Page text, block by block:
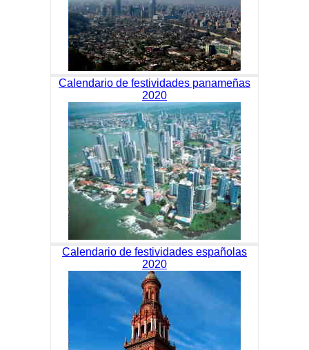
Calendario de festividades panameñas
2020
Calendario de festividades españolas
2020